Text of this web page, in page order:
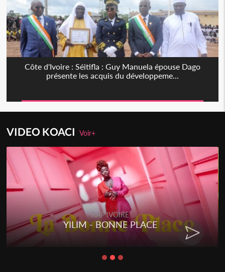
Côte d'Ivoire : Séitifla : Guy Manuela épouse Dago
présente les acquis du développeme...
VIDEO KOACIVoir+
RAP IVOIRE
YILIM - BONNE PLACE